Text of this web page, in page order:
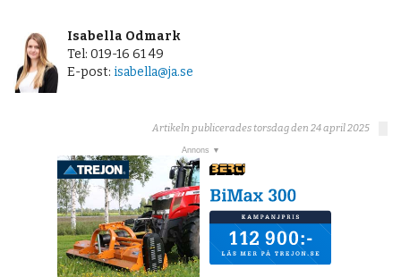
Isabella Odmark
Tel: 019-16 61 49
E-post: isabella@ja.se
Artikeln publicerades torsdag den 24 april 2025